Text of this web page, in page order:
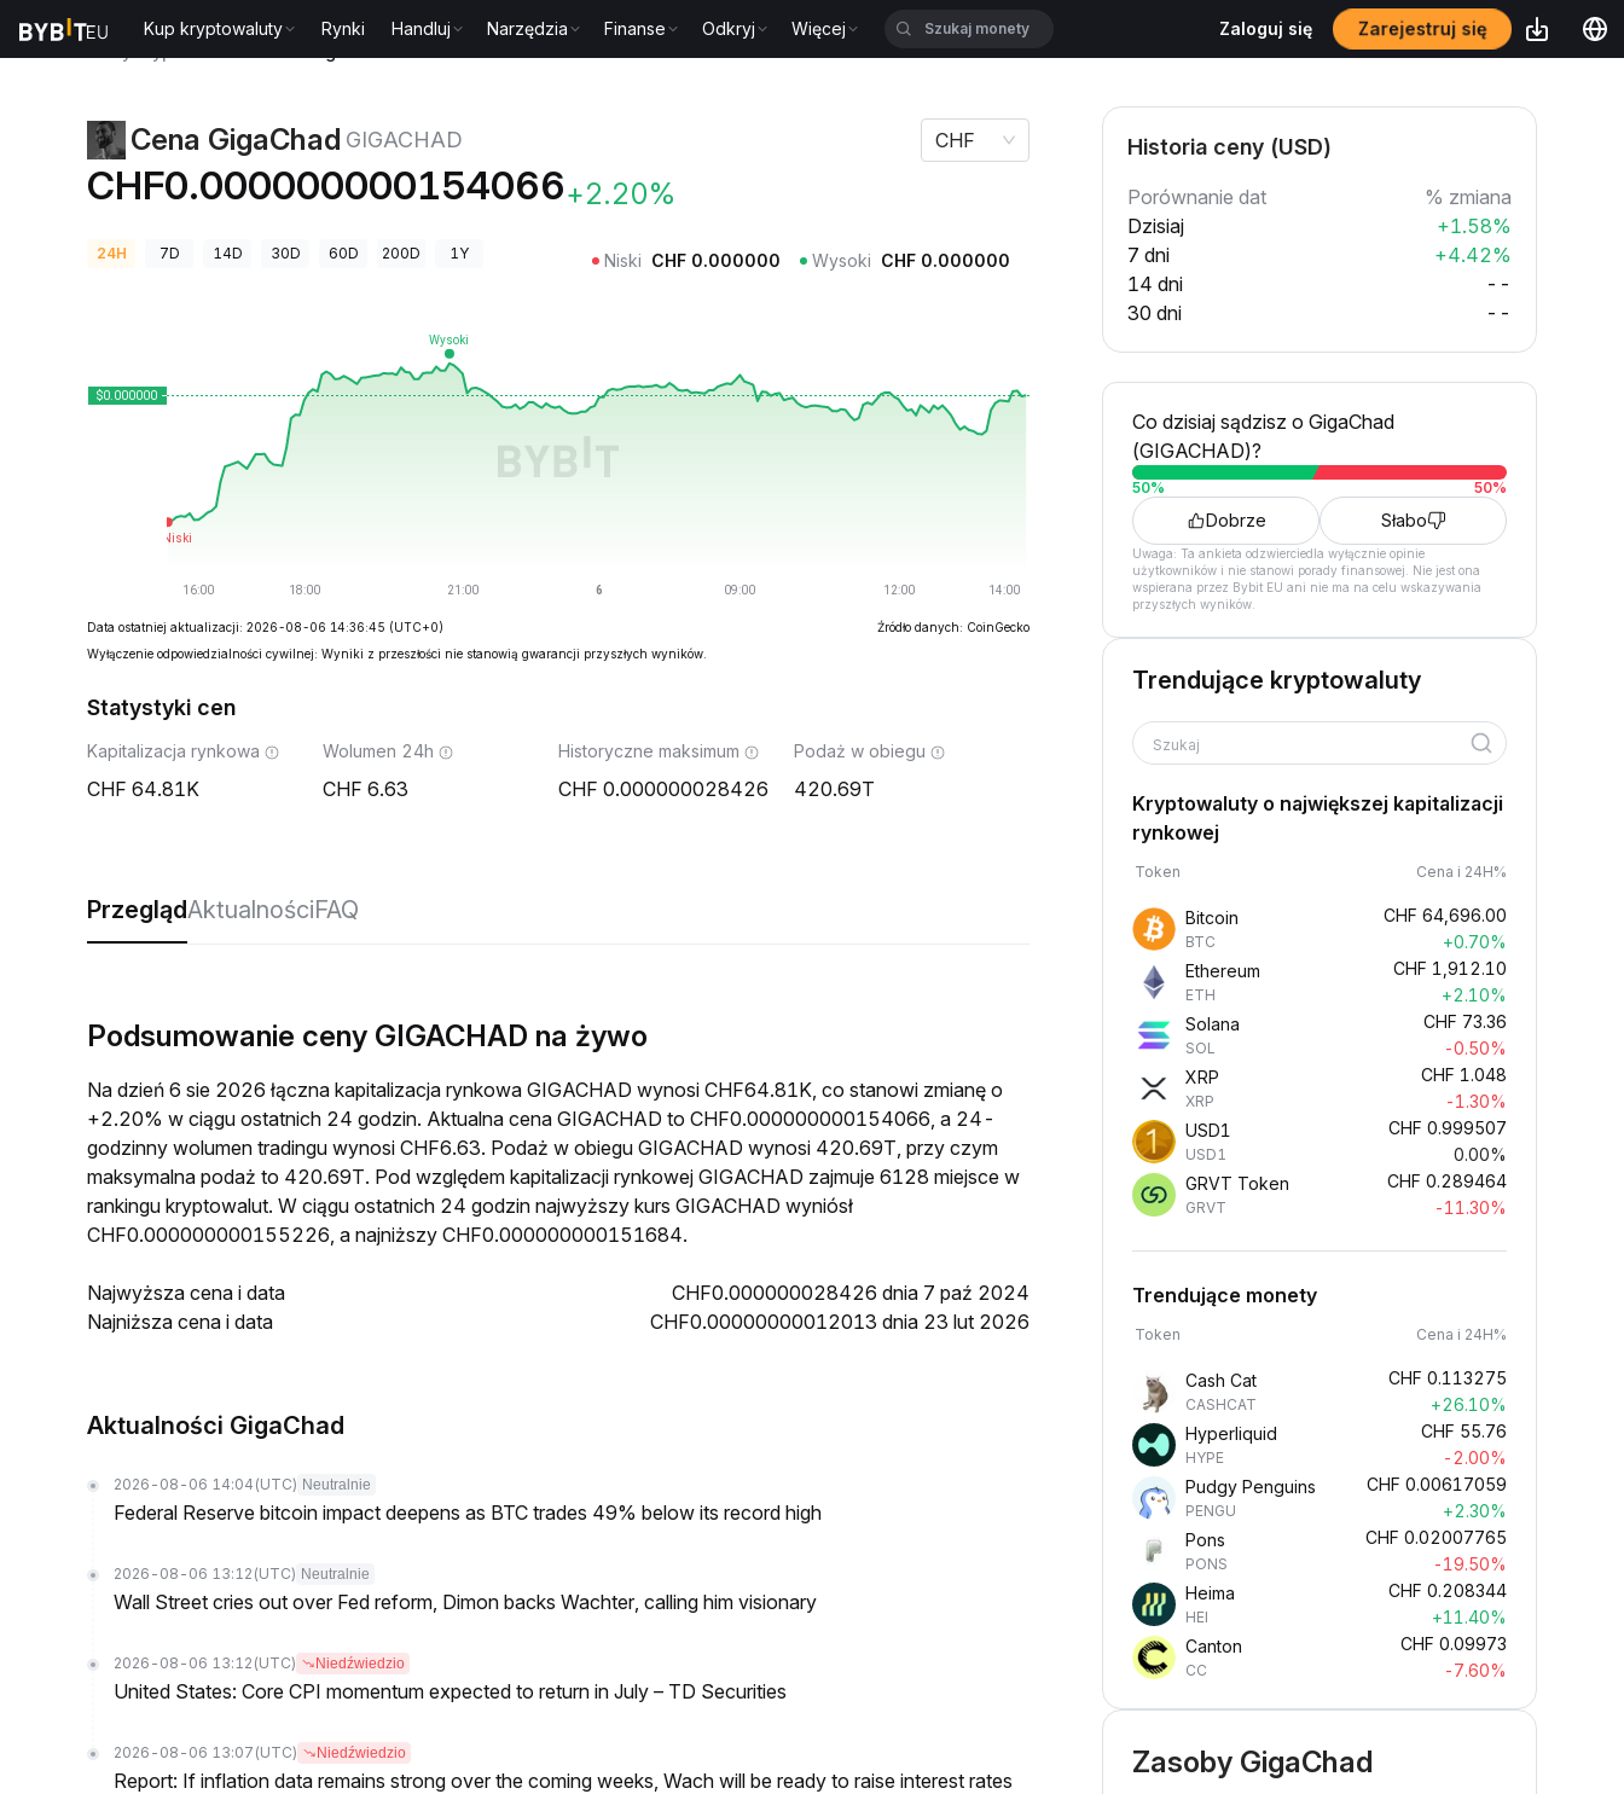
Kup kryptowaluty Rynki Handluj Narzędzia Finanse Odkryj Więcej Zaloguj się Zarejestruj się
Cena GigaChad GIGACHAD
CHF0.000000000154066+2.20%
CHF
24H 7D 14D 30D 60D 200D 1Y Niski CHF 0.000000 Wysoki CHF 0.000000
Data ostatniej aktualizacji: 2026-08-06 14:36:45 (UTC+0)
Źródło danych: CoinGecko
Wyłączenie odpowiedzialności cywilnej: Wyniki z przeszłości nie stanowią gwarancji przyszłych wyników.
Statystyki cen
Kapitalizacja rynkowa
64.81K
Wolumen 24h
6.63
Historyczne maksimum
0.000000028426
Podaż w obiegu
420.69T
PrzeglądAktualnościFAQ
Podsumowanie ceny GIGACHAD na żywo
Na dzień 6 sie 2026 łączna kapitalizacja rynkowa GIGACHAD wynosi CHF64.81K, co stanowi zmianę o
+2.20% w ciągu ostatnich 24 godzin. Aktualna cena GIGACHAD to CHF0.000000000154066, a 24-
godzinny wolumen tradingu wynosi CHF6.63. Podaż w obiegu GIGACHAD wynosi 420.69T, przy czym
maksymalna podaż to 420.69T. Pod względem kapitalizacji rynkowej GIGACHAD zajmuje 6128 miejsce w
rankingu kryptowalut. W ciągu ostatnich 24 godzin najwyższy kurs GIGACHAD wyniósł
CHF0.000000000155226, a najniższy CHF0.000000000151684.
Najwyższa cena i data
CHF0.000000028426 dnia 7 paź 2024
Najniższa cena i data
CHF0.00000000012013 dnia 23 lut 2026
Aktualności GigaChad
2026-08-06 14:04 (UTC) Neutralnie
Federal Reserve bitcoin impact deepens as BTC trades 49% below its record high
2026-08-06 13:12 (UTC) Neutralnie
Wall Street cries out over Fed reform, Dimon backs Wachter, calling him visionary
2026-08-06 13:12 (UTC) Niedźwiedzio
United States: Core CPI momentum expected to return in July – TD Securities
2026-08-06 13:07 (UTC) Niedźwiedzio
Report: If inflation data remains strong over the coming weeks, Wach will be ready to raise interest rates
Historia ceny (USD)
Porównanie dat
% zmiana
Dzisiaj
+1.58%
7 dni
+4.42%
14 dni
--
30 dni
--
Co dzisiaj sądzisz o GigaChad
(GIGACHAD)?
50% 50%
Dobrze Słabo
Uwaga: Ta ankieta odzwierciedla wyłącznie opinie
użytkowników i nie stanowi porady finansowej. Nie jest ona
wspierana przez Bybit EU ani nie ma na celu wskazywania
przyszłych wyników.
Trendujące kryptowaluty
Szukaj
Kryptowaluty o największej kapitalizacji
rynkowej
Token Cena i 24H%
Bitcoin
BTC
CHF 64,696.00
+0.70%
Ethereum
ETH
CHF 1,912.10
+2.10%
Solana
SOL
CHF 73.36
-0.50%
XRP
XRP
CHF 1.048
-1.30%
USD1
USD1
CHF 0.999507
0.00%
GRVT Token
GRVT
CHF 0.289464
-11.30%
Trendujące monety
Token Cena i 24H%
Cash Cat
CASHCAT
CHF 0.113275
+26.10%
Hyperliquid
HYPE
CHF 55.76
-2.00%
Pudgy Penguins
PENGU
CHF 0.00617059
+2.30%
Pons
PONS
CHF 0.02007765
-19.50%
Heima
HEI
CHF 0.208344
+11.40%
Canton
CC
CHF 0.09973
-7.60%
Zasoby GigaChad